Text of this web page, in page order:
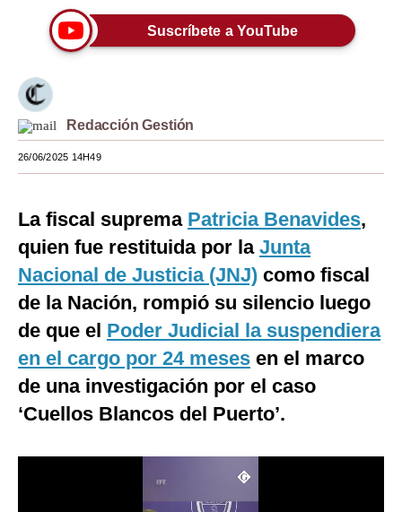
Lujo
Viajes
Moda
Estilos
Mundo
México
Internacional
Tecnología
Club del Suscriptor
Mix
Suscríbete a YouTube
Redacción Gestión
26/06/2025 14H49
La fiscal suprema Patricia Benavides,
quien fue restituida por la Junta
Nacional de Justicia (JNJ) como fiscal
de la Nación, rompió su silencio luego
de que el Poder Judicial la suspendiera
en el cargo por 24 meses en el marco
de una investigación por el caso
‘Cuellos Blancos del Puerto’.